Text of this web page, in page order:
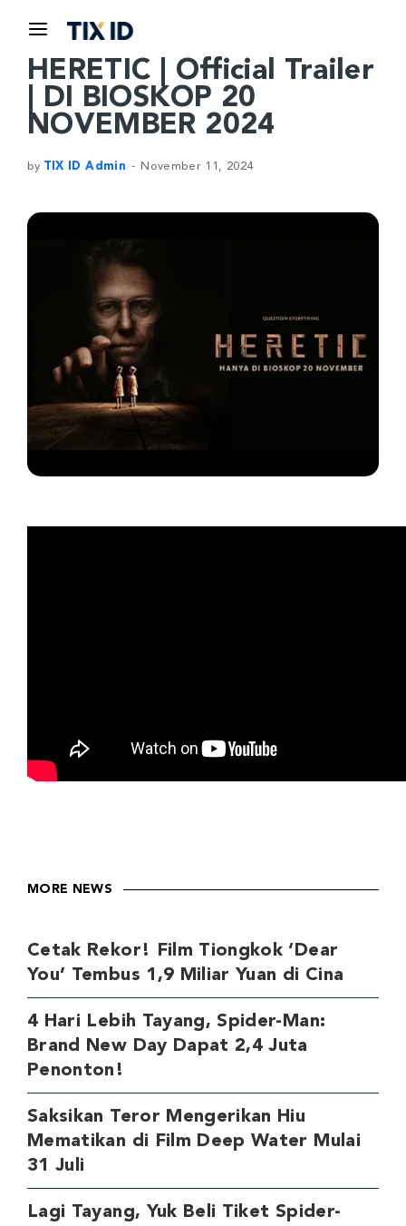
HERETIC | Official Trailer
| DI BIOSKOP 20
NOVEMBER 2024
by TIX ID Admin November 11, 2024
MORE NEWS
Cetak Rekor! Film Tiongkok ‘Dear
You’ Tembus 1,9 Miliar Yuan di Cina
4 Hari Lebih Tayang, Spider-Man:
Brand New Day Dapat 2,4 Juta
Penonton!
Saksikan Teror Mengerikan Hiu
Mematikan di Film Deep Water Mulai
31 Juli
Lagi Tayang, Yuk Beli Tiket Spider-